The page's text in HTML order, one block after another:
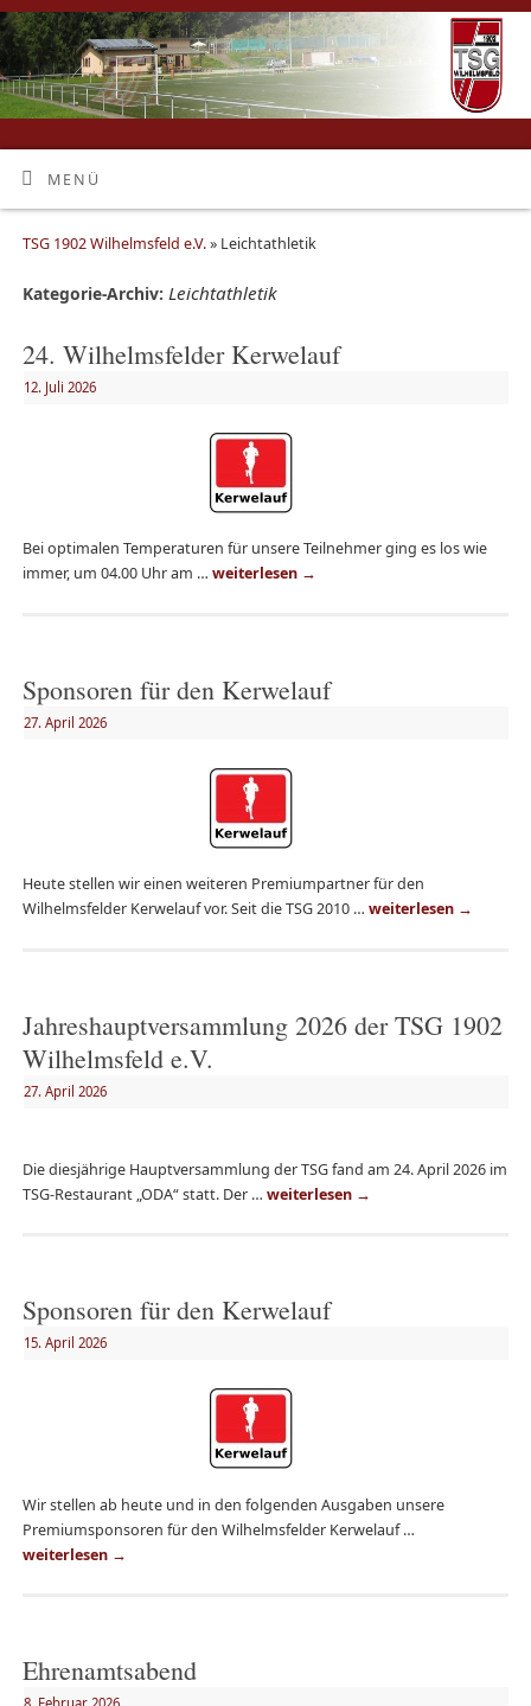
MENÜ
TSG 1902 Wilhelmsfeld e.V.» Leichtathletik
Kategorie-Archiv: Leichtathletik
24. Wilhelmsfelder Kerwelauf
12. Juli 2026
Bei optimalen Temperaturen für unsere Teilnehmer ging es los wie
immer, um 04.00 Uhr am … weiterlesen →
Sponsoren für den Kerwelauf
27. April 2026
Heute stellen wir einen weiteren Premiumpartner für den
Wilhelmsfelder Kerwelauf vor. Seit die TSG 2010 … weiterlesen →
Jahreshauptversammlung 2026 der TSG 1902
Wilhelmsfeld e.V.
27. April 2026
Die diesjährige Hauptversammlung der TSG fand am 24. April 2026 im
TSG-Restaurant „ODA“ statt. Der … weiterlesen →
Sponsoren für den Kerwelauf
15. April 2026
Wir stellen ab heute und in den folgenden Ausgaben unsere
Premiumsponsoren für den Wilhelmsfelder Kerwelauf …
weiterlesen →
Ehrenamtsabend